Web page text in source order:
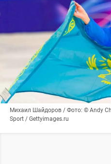
Михаил Шайдоров / Фото: © Andy
Sport / Gettyimages.ru